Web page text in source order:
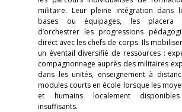
militaire. Leur pleine intégration dans
bases ou équipages, les placera
d’orchestrer les progressions
direct avec les chefs de corps. Ils
un éventail diversifié de ressources :
compagnonnage auprès des militaires
dans les unités, enseignement à
modules courts en école lorsque les
et humains localement disponibles
insuffisants.